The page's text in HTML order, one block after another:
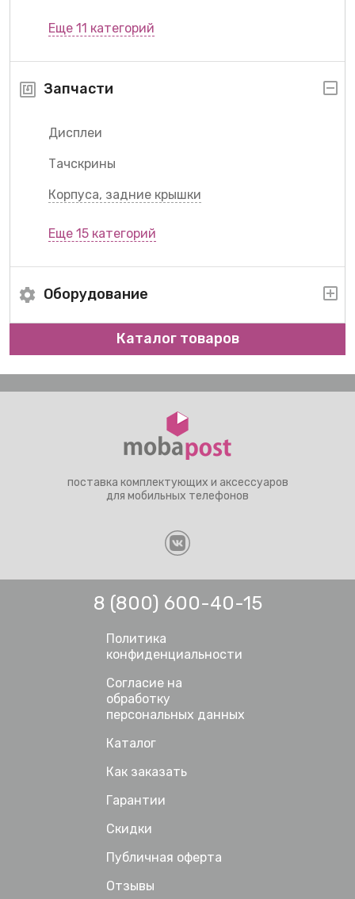
Еще 11 категорий
Запчасти
Дисплеи
Тачскрины
Корпуса, задние крышки
Еще 15 категорий
Оборудование
Каталог товаров
поставка комплектующих и аксессуаров
для мобильных телефонов
Каталог
Как заказать
Гарантии
Скидки
Публичная оферта
Отзывы
8 (800) 600-40-15
Политика
конфиденциальности
Согласие на
обработку
персональных данных